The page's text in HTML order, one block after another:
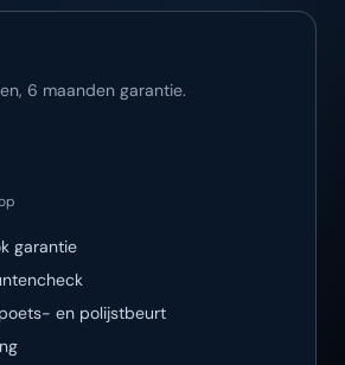
6 maanden garantie.
garantie
en polijstbeurt